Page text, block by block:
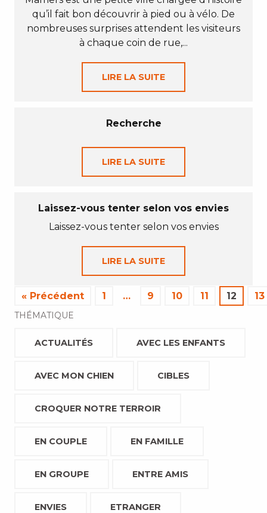
qu’il fait bon découvrir à pied ou à vélo. De
nombreuses surprises attendent les visiteurs
à chaque coin de rue,...
LIRE LA SUITE
Recherche
LIRE LA SUITE
Laissez-vous tenter selon vos envies
Laissez-vous tenter selon vos envies
LIRE LA SUITE
« Précédent 1 … 9 10 11 12 13
THÉMATIQUE
ACTUALITÉS AVEC LES ENFANTS
AVEC MON CHIEN CIBLES
CROQUER NOTRE TERROIR
EN COUPLE EN FAMILLE
EN GROUPE ENTRE AMIS
ENVIES ETRANGER